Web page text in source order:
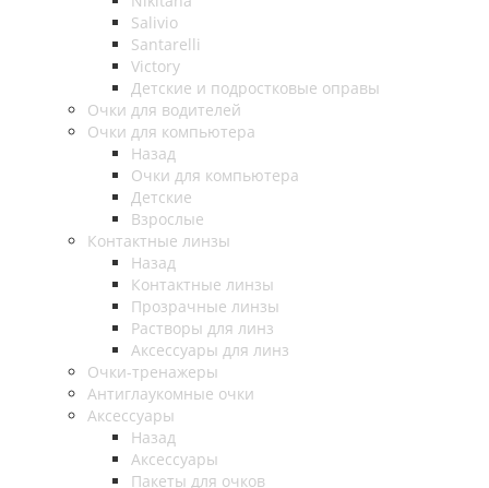
Salivio
Santarelli
Victory
Детские и подростковые оправы
Очки для водителей
Очки для компьютера
Назад
Очки для компьютера
Детские
Взрослые
Контактные линзы
Назад
Контактные линзы
Прозрачные линзы
Растворы для линз
Аксессуары для линз
Очки-тренажеры
Антиглаукомные очки
Аксессуары
Назад
Аксессуары
Пакеты для очков